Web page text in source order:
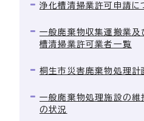
浄化槽清掃業許可申請に
一般廃棄物収集運搬業及
槽清掃業許可業者一覧
桐生市災害廃棄物処理計
一般廃棄物処理施設の維
の状況